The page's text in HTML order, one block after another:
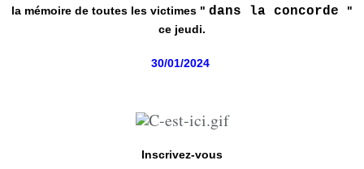
la mémoire de toutes les victimes " dans la concorde
"
ce jeudi.
30/01/2024
Inscrivez-vous